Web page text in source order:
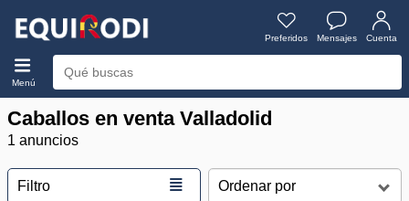
Preferidos Mensajes Cuenta
Menú
Caballos en venta Valladolid
1 anuncios
Filtro ≣